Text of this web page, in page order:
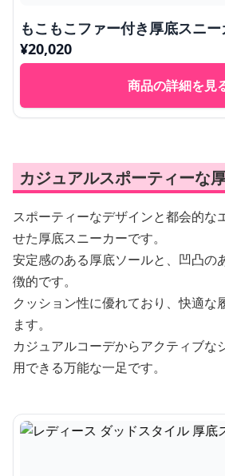
もこもこファー付き厚底スニ
¥20,020
商品の詳細を見
カジュアルスポーティーな
スポーティーなデザインと都会的な
せた厚底スニーカーです。
安定感のある厚底ソールと、凹凸の
徴的です。
クッション性に優れており、快適な
ます。
カジュアルコーデからアクティブな
用できる万能な一足です。